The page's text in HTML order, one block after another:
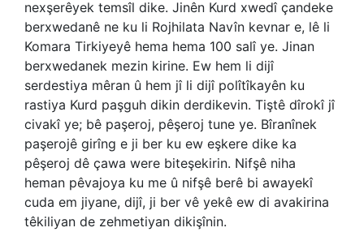
nexşerêyek temsîl dike. Jinên Kurd xwedî çandeke
berxwedanê ne ku li Rojhilata Navîn kevnar e, lê li
Komara Tirkiyeyê hema hema 100 salî ye. Jinan
berxwedanek mezin kirine. Ew hem li dijî
serdestiya mêran û hem jî li dijî polîtîkayên ku
rastiya Kurd paşguh dikin derdikevin. Tiştê dîrokî jî
civakî ye; bê paşeroj, pêşeroj tune ye. Bîranînek
paşerojê girîng e ji ber ku ew eşkere dike ka
pêşeroj dê çawa were biteşekirin. Nifşê niha
heman pêvajoya ku me û nifşê berê bi awayekî
cuda em jiyane, dijî, ji ber vê yekê ew di avakirina
têkiliyan de zehmetiyan dikişînin.